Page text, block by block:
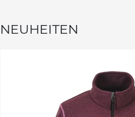
NEUHEITEN